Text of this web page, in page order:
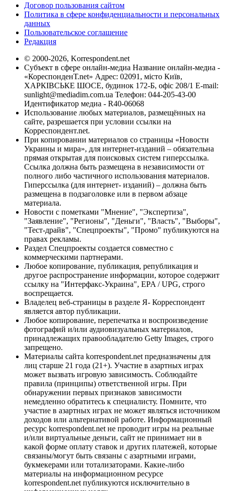
Договор пользования сайтом
Политика в сфере конфиденциальности и персональных
данных
Пользовательское соглашение
Редакция
© 2000-2026, Korrespondent.net
Субъект в сфере онлайн-медиа Название онлайн-медиа -
«КореспонденТ.net» Адрес: 02091, місто Київ,
ХАРКІВСЬКЕ ШОСЕ, будинок 172-Б, офіс 208/1 E-mail:
sunlight@mediadim.com.ua Телефон: 044-205-43-00
Идентификатор медиа - R40-06068
Использование любых материалов, размещённых на
сайте, разрешается при условии ссылки на
Корреспондент.net.
При копировании материалов со страницы «Новости
Украины и мира», для интернет-изданий – обязательна
прямая открытая для поисковых систем гиперссылка.
Ссылка должна быть размещена в независимости от
полного либо частичного использования материалов.
Гиперссылка (для интернет- изданий) – должна быть
размещена в подзаголовке или в первом абзаце
материала.
Новости с пометками "Мнение", "Экспертиза",
"Заявление", "Регионы", "Деньги", "Власть", "Выборы",
"Тест-драйв", "Спецпроекты", "Промо" публикуются на
правах рекламы.
Раздел Спецпроекты создается совместно с
коммерческими партнерами.
Любое копирование, публикация, републикация и
другое распространение информации, которое содержит
ссылку на "Интерфакс-Украина", EPA / UPG, строго
воспрещается.
Владелец веб-страницы в разделе Я- Корреспондент
является автор публикации.
Любое копирование, перепечатка и воспроизведение
фотографий и/или аудиовизуальных материалов,
принадлежащих правообладателю Getty Images, строго
запрещено.
Материалы сайта korrespondent.net предназначены для
лиц старше 21 года (21+). Участие в азартных играх
может вызвать игровую зависимость. Соблюдайте
правила (принципы) ответственной игры. При
обнаружении первых признаков зависимости
немедленно обратитесь к специалисту. Помните, что
участие в азартных играх не может являться источником
доходов или альтернативой работе. Информационный
ресурс korrespondent.net не проводит игры на реальные
и/или виртуальные деньги, сайт не принимает ни в
какой форме оплату ставок и других платежей, которые
связаны/могут быть связаны с азартными играми,
букмекерами или тотализаторами. Какие-либо
материалы на информационном ресурсе
korrespondent.net публикуются исключительно в